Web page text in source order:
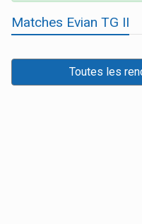
Matches Evian TG II
Toutes les